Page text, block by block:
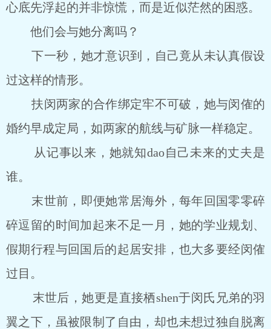
心底先浮起的并非惊慌，而是近似茫然的困惑。
他们会与她分离吗？
下一秒，她才意识到，自己竟从未认真假设
过这样的情形。
扶闵两家的合作绑定牢不可破，她与闵傕的
婚约早成定局，如两家的航线与矿脉一样稳定。
从记事以来，她就知dao自己未来的丈夫是
谁。
末世前，即便她常居海外，每年回国零零碎
碎逗留的时间加起来不足一月，她的学业规划、
假期行程与回国后的起居安排，也大多要经闵傕
过目。
末世后，她更是直接栖shen于闵氏兄弟的羽
翼之下，虽被限制了自由，却也未想过独自脱离